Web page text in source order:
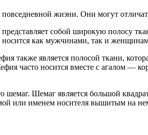
жизни. Они могут
собой широкую полосу
как мужчинами, так и
также является полосой ткани,
часто носится вместе с агалом —
Шемаг является большой
или именем носителя вышитым на